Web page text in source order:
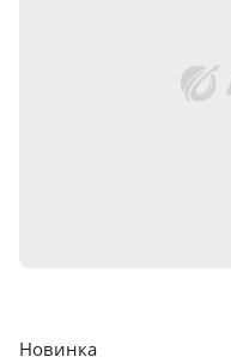
Новинка